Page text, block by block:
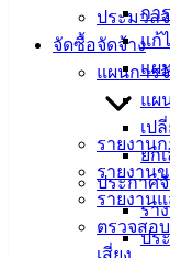
ประมวล
จัดซื้อจัดจ้าง
แผนการ
แผ
เป
ยก
ประกาศ
ร่า
ปร
กา
แก้
แผ
รายงานก
รายงาน
รายงาน
ตรวจสอ
เสี่ยง
น่ารู้
ศุนย์
ข้อมูล
ข่าวสาร
อิเล็กทรอนิกส์
องค์
ความรู้
(Knowledge
Management)